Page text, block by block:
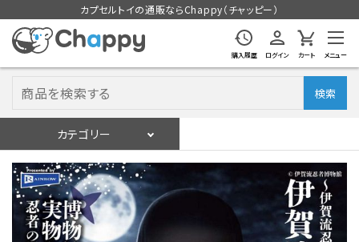
カプセルトイの通販ならChappy（チャッピー）
購入履歴 ログイン カート メニュー
検索
カテゴリー
ログイン 会員登録
入荷スケジュールをチェック